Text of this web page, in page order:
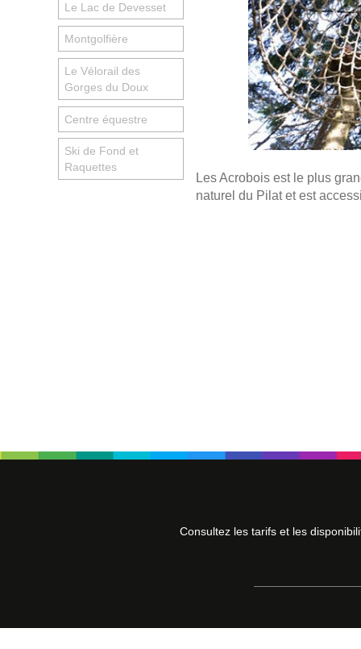
Les Acrobois est le plus
naturel du Pilat et est
Le Lac de Devesset
Montgolfière
Le Vélorail des
Gorges du Doux
Centre équestre
Ski de Fond et
Raquettes
Consultez les tarifs et les